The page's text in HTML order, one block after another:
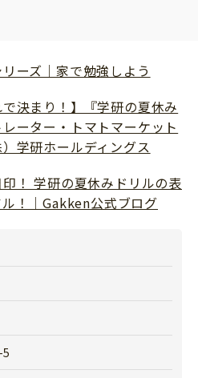
ーズ｜家で勉強しよう
決まり！】『学研の夏休み
ーター・トマトマーケット
学研ホールディングス
！ 学研の夏休みドリルの表
！｜Gakken公式ブログ